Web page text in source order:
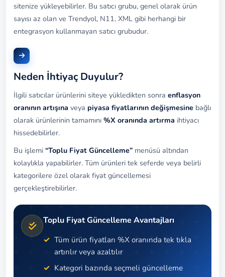
sitenize yükleyebilirler. Bu satıcı grubu, genel olarak ürün
sayısı az olan ve Trendyol, N11, XML gibi herhangi bir
entegrasyon kullanmayan satıcı grubudur.
Neden İhtiyaç Duyulur?
İlgili satıcılar ürünlerini siteye yükledikten sonra enflasyon
oranının artışına veya piyasa fiyatlarının değişmesine bağlı
olarak ürünlerinin tamamını %X oranında artırma ihtiyacı
hissedebilirler.
Bu işlemi “Toplu Fiyat Güncelleme” menüsü altından
kolaylıkla yapabilirler. Tüm ürünleri tek seferde veya belirli
kategorilere özel olarak fiyat güncellemesi
gerçekleştirebilirler.
Toplu Fiyat Güncelleme Avantajları
Tüm ürün fiyatları %X oranında tek tıkla
artırılır veya azaltılır
Kategori bazında seçmeli güncelleme